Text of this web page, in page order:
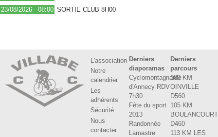
23/08/2026 - 08:00 SORTIE CLUB 8H00
L'association
Notre
calendrier
Les
adhérents
Sécurité
Nous
contacter
Derniers
diaporamas
Cyclomontagnarde
d'Annecy RDV
7h30
Fête du sport
2013
Randonnée
Lamastre
Derniers
parcours
109 KM
OINVILLE
D560
105 KM
BOULANCOURT
D460
113 KM LES